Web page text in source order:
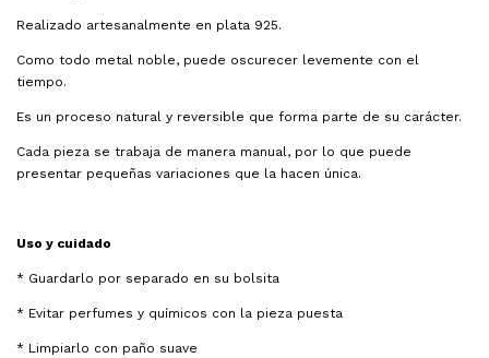
Realizado artesanalmente en plata 925.
Como todo metal noble, puede oscurecer levemente con el
tiempo.
Es un proceso natural y reversible que forma parte de su carácter.
Cada pieza se trabaja de manera manual, por lo que puede
presentar pequeñas variaciones que la hacen única.
Uso y cuidado
* Guardarlo por separado en su bolsita
* Evitar perfumes y químicos con la pieza puesta
* Limpiarlo con paño suave